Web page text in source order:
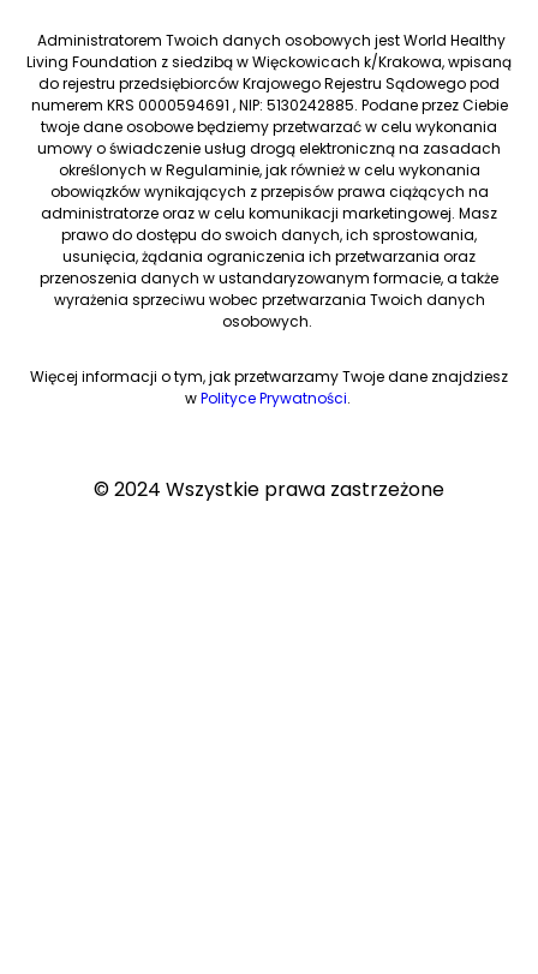
Administratorem Twoich danych osobowych jest World Healthy
Living Foundation z siedzibą w Więckowicach k/Krakowa, wpisaną
do rejestru przedsiębiorców Krajowego Rejestru Sądowego pod
numerem KRS 0000594691 , NIP: 5130242885. Podane przez Ciebie
twoje dane osobowe będziemy przetwarzać w celu wykonania
umowy o świadczenie usług drogą elektroniczną na zasadach
określonych w Regulaminie, jak również w celu wykonania
obowiązków wynikających z przepisów prawa ciążących na
administratorze oraz w celu komunikacji marketingowej. Masz
prawo do dostępu do swoich danych, ich sprostowania,
usunięcia, żądania ograniczenia ich przetwarzania oraz
przenoszenia danych w ustandaryzowanym formacie, a także
wyrażenia sprzeciwu wobec przetwarzania Twoich danych
osobowych.
Więcej informacji o tym, jak przetwarzamy Twoje dane znajdziesz
wPolityce Prywatności.
© 2024 Wszystkie prawa zastrzeżone